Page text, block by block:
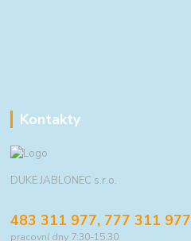
Kontakty
DUKE JABLONEC s.r.o.
483 311 977, 777 311 977
pracovní dny 7:30-15:30